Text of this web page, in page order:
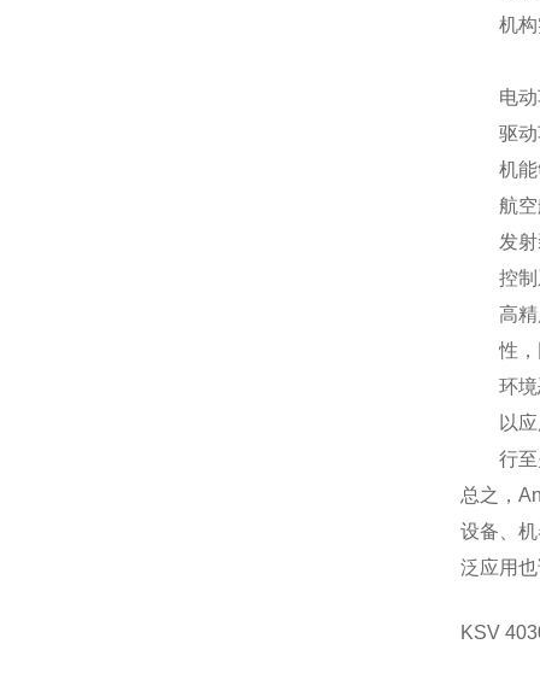
机
电
驱
机
航
发
控
高
性
环
以
行
总之，
设备、
泛应用
KSV